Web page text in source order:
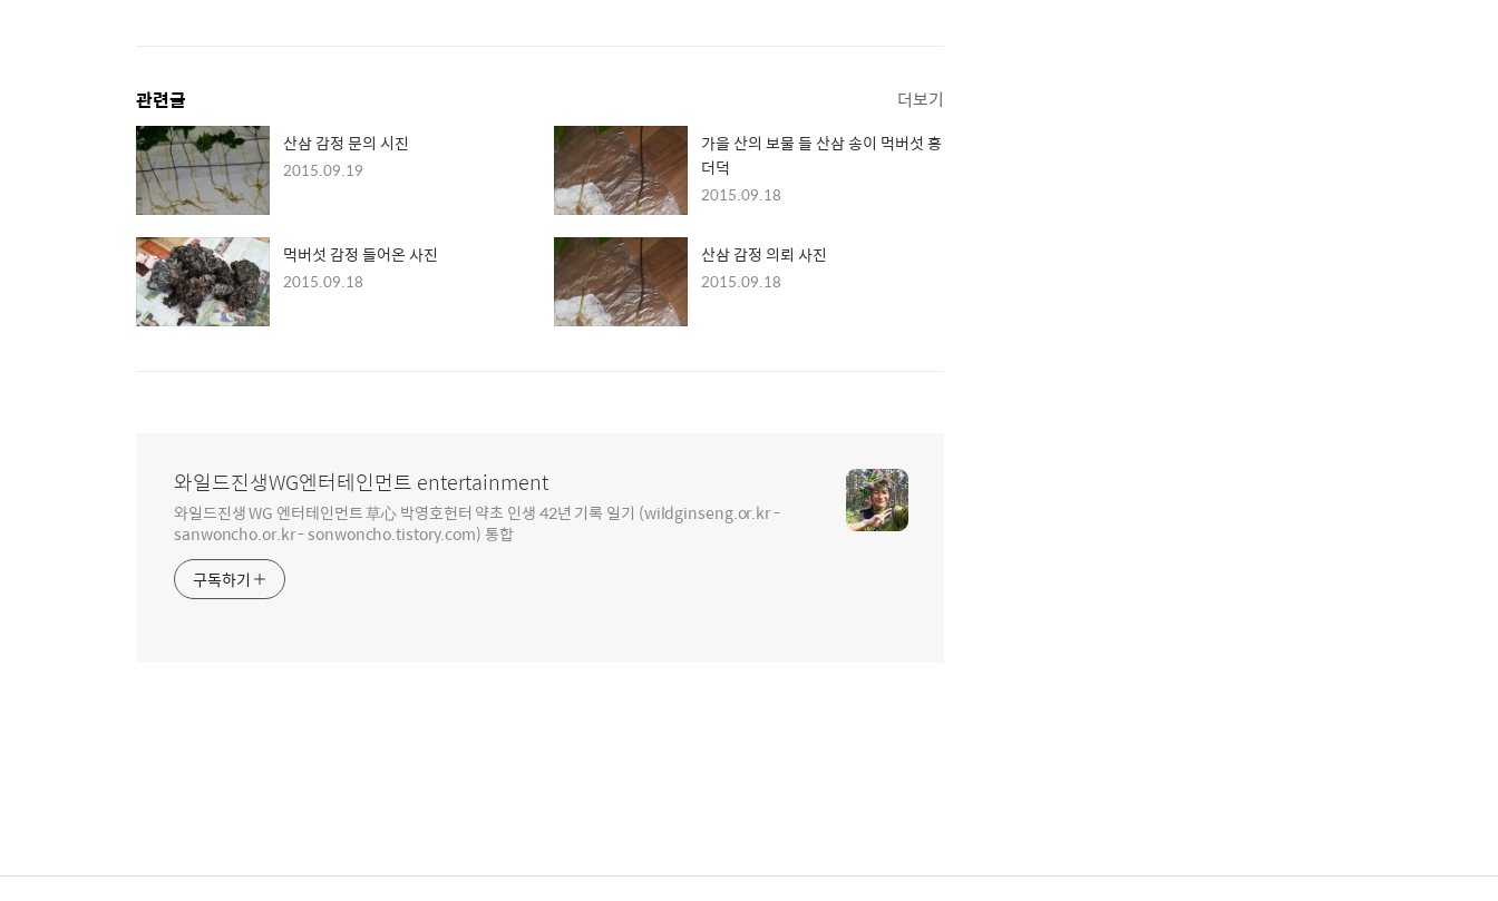
관련글 더보기
산삼 감정 문의 시진
2015.09.19
가을 산의 보물 들 산삼 송이 먹버섯 홍
더덕
2015.09.18
먹버섯 감정 들어온 사진
2015.09.18
산삼 감정 의뢰 사진
2015.09.18
와일드진생WG엔터테인먼트 entertainment
와일드진생 WG 엔터테인먼트 草心 박영호헌터 약초 인생 42년 기록 일기 (wildginseng.or.kr -
sanwoncho.or.kr - sonwoncho.tistory.com) 통합
구독하기